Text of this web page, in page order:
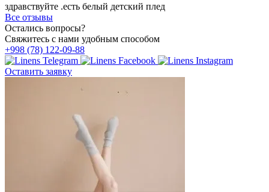
здравствуйте .есть белый детский плед
Все отзывы
Остались вопросы?
Свяжитесь с нами удобным способом
+998 (78) 122-09-88
Оставить заявку